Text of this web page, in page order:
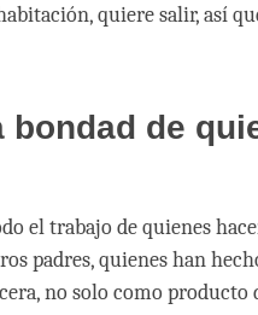
quiere salir, así
bondad de
el trabajo de quienes
padres, quienes han
no solo como producto